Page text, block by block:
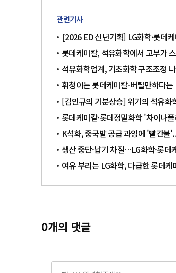
관련기사
[2026 ED 신년기획] LG화학·롯데
롯데케미칼, 석유화학에서 고부가
석유화학업계, 기초화학 구조조정
휘청이는 롯데케미칼-버틸만하다는
[김인규의 기분상승] 위기의 석유화
롯데케미칼·롯데정밀화학 '차이나
K석화, 중국발 공급 과잉에 '빨간불
생산 중단·납기 차질…LG화학·롯데
여유 부리는 LG화학, 다급한 롯데
0개의 댓글